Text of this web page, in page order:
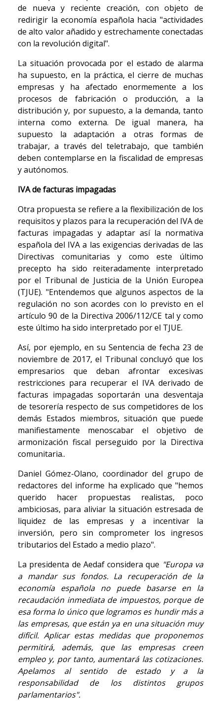
de nueva y reciente creación, con objeto de
redirigir la economía española hacia "actividades
de alto valor añadido y estrechamente conectadas
con la revolución digital".
La situación provocada por el estado de alarma
ha supuesto, en la práctica, el cierre de muchas
empresas y ha afectado enormemente a los
procesos de fabricación o producción, a la
distribución y, por supuesto, a la demanda, tanto
interna como externa. De igual manera, ha
supuesto la adaptación a otras formas de
trabajar, a través del teletrabajo, que también
deben contemplarse en la fiscalidad de empresas
y autónomos.
IVA de facturas impagadas
Otra propuesta se refiere a la flexibilización de los
requisitos y plazos para la recuperación del IVA de
facturas impagadas y adaptar así la normativa
española del IVA a las exigencias derivadas de las
Directivas comunitarias y como este último
precepto ha sido reiteradamente interpretado
por el Tribunal de Justicia de la Unión Europea
(TJUE). "Entendemos que algunos aspectos de la
regulación no son acordes con lo previsto en el
artículo 90 de la Directiva 2006/112/CE tal y como
este último ha sido interpretado por el TJUE.
Así, por ejemplo, en su Sentencia de fecha 23 de
noviembre de 2017, el Tribunal concluyó que los
empresarios que deban afrontar excesivas
restricciones para recuperar el IVA derivado de
facturas impagadas soportarán una desventaja
de tesorería respecto de sus competidores de los
demás Estados miembros, situación que puede
manifiestamente menoscabar el objetivo de
armonización fiscal perseguido por la Directiva
comunitaria..
Daniel Gómez-Olano, coordinador del grupo de
redactores del informe ha explicado que "hemos
querido hacer propuestas realistas, poco
ambiciosas, para aliviar la situación estresada de
liquidez de las empresas y a incentivar la
inversión, pero sin comprometer los ingresos
tributarios del Estado a medio plazo".
La presidenta de Aedaf considera que "Europa va
a mandar sus fondos. La recuperación de la
economía española no puede basarse en la
recaudación inmediata de impuestos, porque de
esa forma lo único que logramos es hundir más a
las empresas, que están ya en una situación muy
difícil. Aplicar estas medidas que proponemos
permitirá, además, que las empresas creen
empleo y, por tanto, aumentará las cotizaciones.
Apelamos al sentido de estado y a la
responsabilidad de los distintos grupos
parlamentarios".